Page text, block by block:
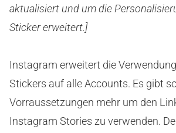
aktualisiert und um die
Sticker erweitert.]
Instagram erweitert die
Stickers auf alle Accounts. Es gibt
Vorraussetzungen mehr um den
Instagram Stories zu verwenden.